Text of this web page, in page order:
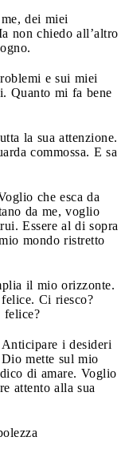
dei miei
non chiedo all’altro
e sui miei
Quanto mi fa bene
la sua attenzione.
commossa. E sa
che esca da
da me, voglio
Essere al di sopra
mondo ristretto
il mio orizzonte.
Ci riesco?
felice?
i desideri
mette sul mio
di amare. Voglio
attento alla sua